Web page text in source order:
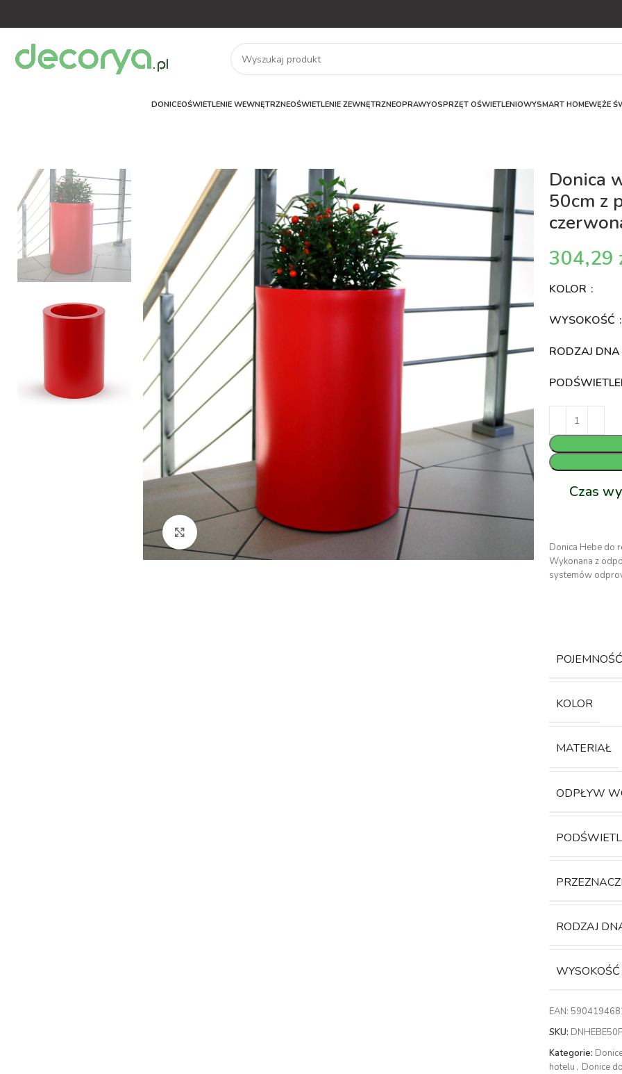
DONICEOŚWIETLENIE WEWNĘTRZNEOŚWIETLENIE ZEWNĘTRZNEOPRAWYOSPRZĘT OŚWIETLENIOWYSMART HOMEWĘŻE
Kliknij aby powiększyć
Donica
50cm z
KOLOR
WYSOKOŚĆ
RODZAJ DNA
Czas
Donica Hebe do
Wykonana z
systemów
POJEMNOŚĆ
KOLOR
MATERIAŁ
ODPŁYW
RODZAJ
WYSOKOŚĆ
EAN:
SKU:
Kategorie:
hotelu , Donice